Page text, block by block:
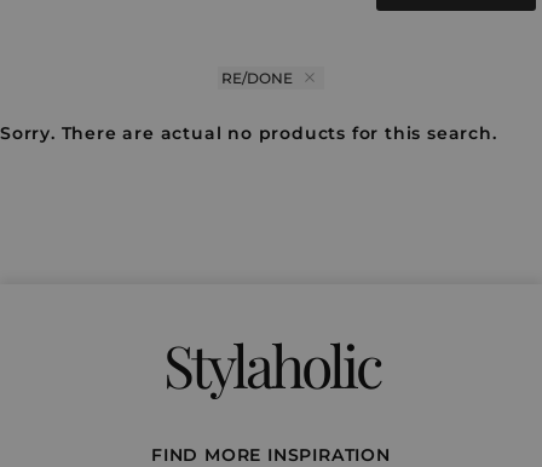
RE/DONE
Sorry. There are actual no products for this search.
Stylaholic
FIND MORE INSPIRATION